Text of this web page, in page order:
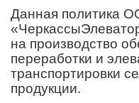
Данная политика
на производство
переработки и
транспортировки
продукции.